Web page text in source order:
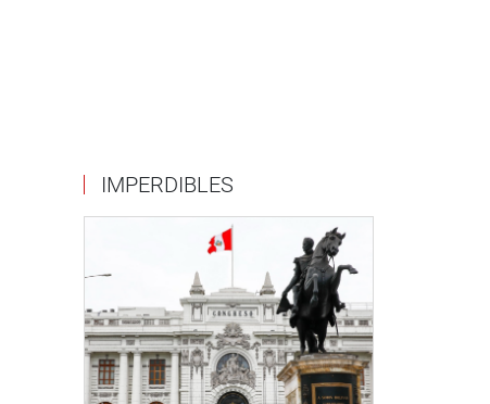
IMPERDIBLES